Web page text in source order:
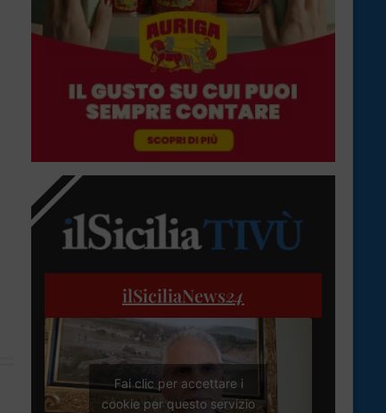
ilSiciliaNews24
Fai clic per accettare i
cookie per questo servizio